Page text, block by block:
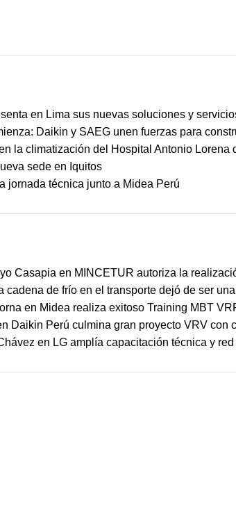
en Lima sus nuevas soluciones y
Daikin y SAEG unen fuerzas para
la climatización del Hospital Antonio Lorena
sede en Iquitos
jornada técnica junto a Midea Perú
Casapia en MINCETUR autoriza la
cadena de frío en el transporte dejó de ser
en Midea realiza exitoso Training MBT
Daikin Perú culmina gran proyecto VRV con
en LG amplía capacitación técnica y